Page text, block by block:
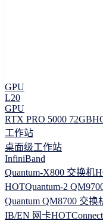
GPU
L20
GPU
RTX PRO 5000 72GB
工作站
桌面级工作站
InfiniBand
Quantum-X800 交换机
HOTQuantum-2
Quantum QM8700 交换
IB/EN 网卡HOT